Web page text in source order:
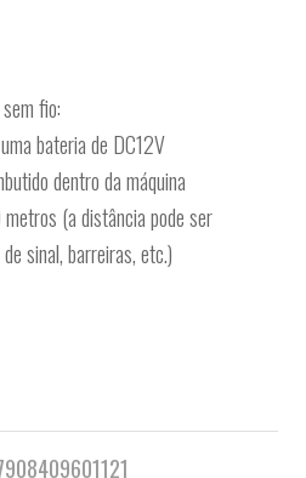
fio:
bateria de DC12V
dentro da máquina
(a distância pode ser
sinal, barreiras, etc.)